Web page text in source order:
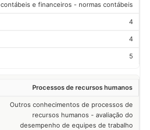
contábeis e financeiros - normas contábeis
4
4
5
Processos de recursos humanos
Outros conhecimentos de processos de
recursos humanos - avaliação do
desempenho de equipes de trabalho